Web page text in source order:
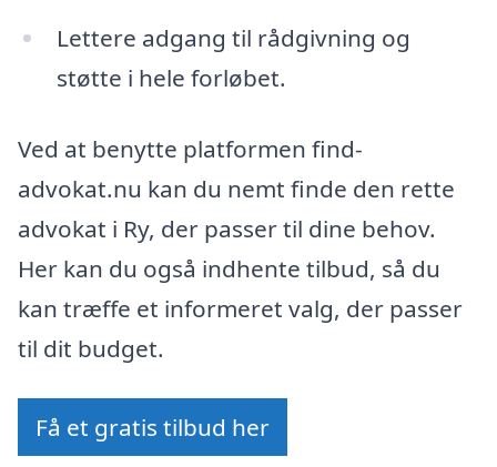
Lettere adgang til rådgivning og
støtte i hele forløbet.
Ved at benytte platformen find-
advokat.nu kan du nemt finde den rette
advokat i Ry, der passer til dine behov.
Her kan du også indhente tilbud, så du
kan træffe et informeret valg, der passer
til dit budget.
Få et gratis tilbud her